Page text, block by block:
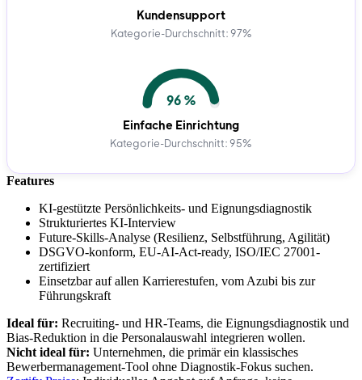
Kundensupport
Kategorie-Durchschnitt: 97%
96 %
Einfache Einrichtung
Kategorie-Durchschnitt: 95%
Features
KI-gestützte Persönlichkeits- und Eignungsdiagnostik
Strukturiertes KI-Interview
Future-Skills-Analyse (Resilienz, Selbstführung, Agilität)
DSGVO-konform, EU-AI-Act-ready, ISO/IEC 27001-
zertifiziert
Einsetzbar auf allen Karrierestufen, vom Azubi bis zur
Führungskraft
Ideal für: Recruiting- und HR-Teams, die Eignungsdiagnostik und
Bias-Reduktion in die Personalauswahl integrieren wollen.
Nicht ideal für: Unternehmen, die primär ein klassisches
Bewerbermanagement-Tool ohne Diagnostik-Fokus suchen.